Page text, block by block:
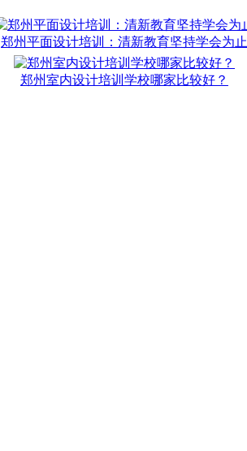
郑州平面设计培训：清新教育坚持学会为止
郑州室内设计培训学校哪家比较好？